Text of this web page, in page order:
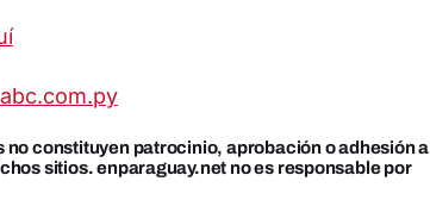
no constituyen patrocinio, aprobación o adhesión a
sitios. enparaguay.net no es responsable por